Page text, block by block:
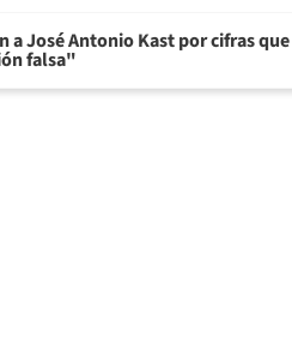
a José Antonio Kast por cifras
falsa"